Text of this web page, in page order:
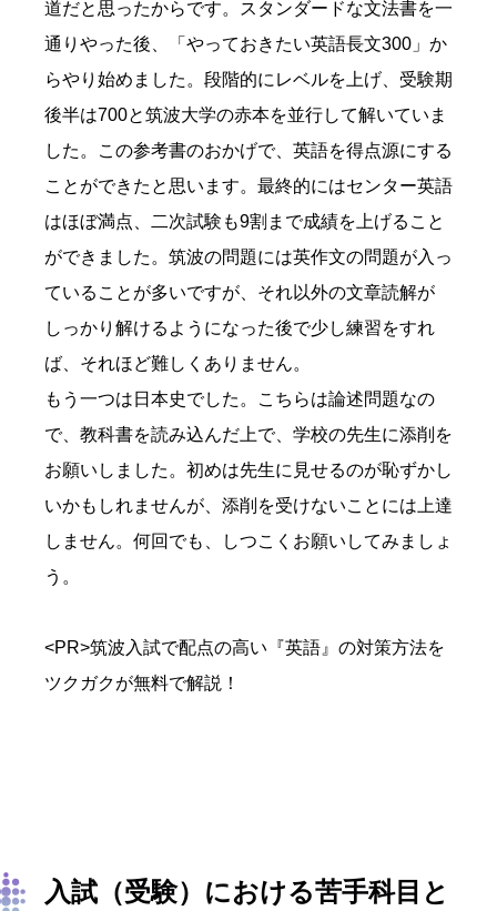
道だと思ったからです。スタンダードな文法書を一
通りやった後、「やっておきたい英語長文300」か
らやり始めました。段階的にレベルを上げ、受験期
後半は700と筑波大学の赤本を並行して解いていま
した。この参考書のおかげで、英語を得点源にする
ことができたと思います。最終的にはセンター英語
はほぼ満点、二次試験も9割まで成績を上げること
ができました。筑波の問題には英作文の問題が入っ
ていることが多いですが、それ以外の文章読解が
しっかり解けるようになった後で少し練習をすれ
ば、それほど難しくありません。
もう一つは日本史でした。こちらは論述問題なの
で、教科書を読み込んだ上で、学校の先生に添削を
お願いしました。初めは先生に見せるのが恥ずかし
いかもしれませんが、添削を受けないことには上達
しません。何回でも、しつこくお願いしてみましょ
う。
<PR>筑波入試で配点の高い『英語』の対策方法を
ツクガクが無料で解説！
入試（受験）における苦手科目と